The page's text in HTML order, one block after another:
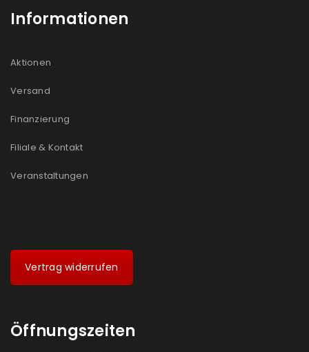
Informationen
Aktionen
Versand
Finanzierung
Filiale & Kontakt
Veranstaltungen
Vertrag widerrufen
Öffnungszeiten